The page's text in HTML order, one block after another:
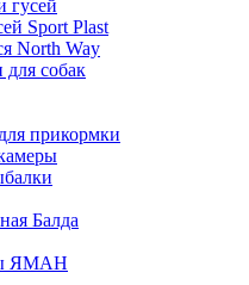
гусей
Sport Plast
North Way
собак
прикормки
Балда
ЯМАН